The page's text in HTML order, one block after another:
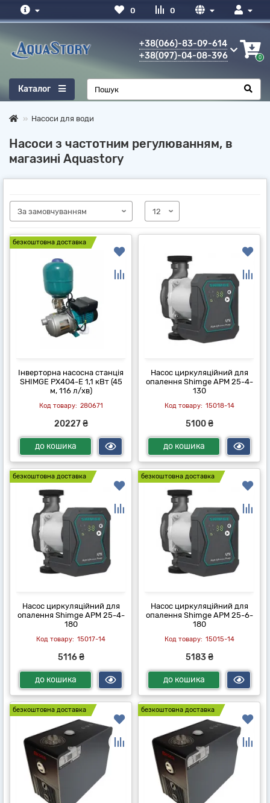
0
0
+38(066)-83-09-614
+38(097)-04-08-396
0
Каталог
Насоси для води
Насоси з частотним регулюванням, в
магазині Aquastory
безкоштовна доставка
Інверторна насосна станція
SHIMGE PX404-E 1,1 кВт (45
м, 116 л/хв)
280671
20227 ₴
до кошика
Насос циркуляційний для
опалення Shimge APM 25-4-
130
15018-14
5100 ₴
до кошика
безкоштовна доставка
Насос циркуляційний для
опалення Shimge APM 25-4-
180
15017-14
5116 ₴
до кошика
безкоштовна доставка
Насос циркуляційний для
опалення Shimge APM 25-6-
180
15015-14
5183 ₴
до кошика
безкоштовна доставка безкоштовна доставка